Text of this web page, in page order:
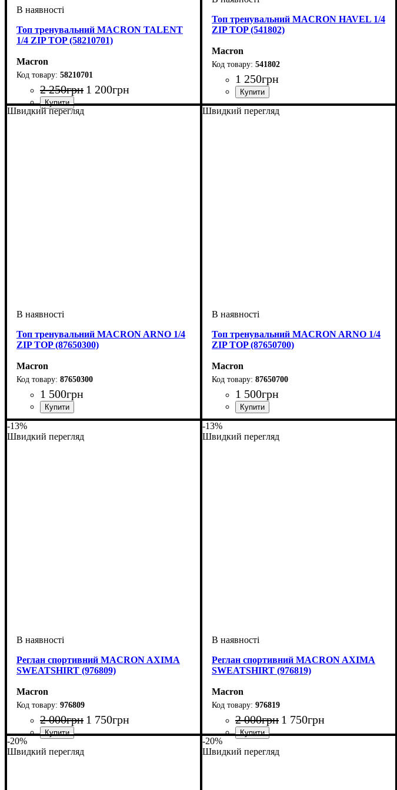
Топ тренувальний MACRON TALENT
1/4 ZIP TOP (58210701)
Macron
58210701
2 250грн 1 200грн
Стать: Чоловічий, Унісекс
Виробник: Macron
Колір: Темно-синій
Топ тренувальний MACRON HAVEL 1/4
ZIP TOP (541802)
Macron
541802
1 250грн
Виробник: Macron
Колір: Червоний
Швидкий перегляд
Топ тренувальний MACRON ARNO 1/4
ZIP TOP (87650300)
Macron
87650300
1 500грн
Виробник: Macron
Колір: Синій
Швидкий перегляд
Топ тренувальний MACRON ARNO 1/4
ZIP TOP (87650700)
Macron
87650700
1 500грн
Виробник: Macron
Колір: Темно-синій
-13%
Швидкий перегляд
Реглан спортивний MACRON AXIMA
SWEATSHIRT (976809)
Macron
976809
2 000грн 1 750грн
Стать
Виробник
Колір
-13%
Швидкий перегляд
Реглан спортивний MACRON AXIMA
SWEATSHIRT (976819)
Macron
976819
2 000грн 1 750грн
Стать
Виробник
Колір
-20%
Швидкий перегляд
-20%
Швидкий перегляд